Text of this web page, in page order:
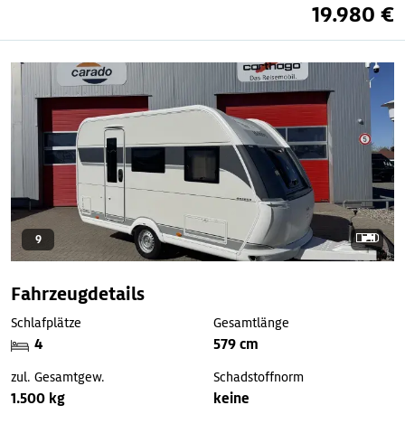
19.980 €
9
Fahrzeugdetails
Schlafplätze
4
Gesamtlänge
579 cm
zul. Gesamtgew.
1.500 kg
Schadstoffnorm
keine